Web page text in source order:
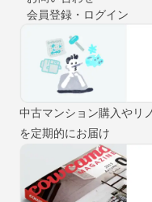
会員登録・ログイン
中古マンション購入やリ
を定期的にお届け